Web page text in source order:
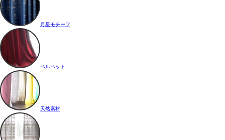
月星モチーフ
ベルベット
天然素材